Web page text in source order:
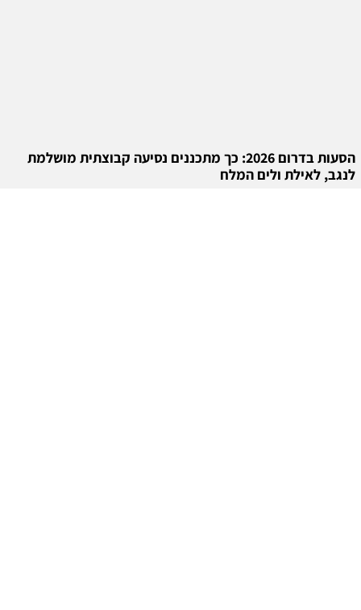
הסעות בדרום 2026: כך מתכננים נסיעה קבוצתית מושלמת
לנגב, לאילת ולים המלח